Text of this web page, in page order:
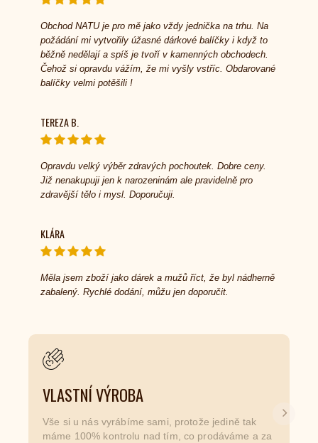
Obchod NATU je pro mě jako vždy jednička na trhu. Na
požádání mi vytvořily úžasné dárkové balíčky i když to
běžně nedělají a spíš je tvoří v kamenných obchodech.
Čehož si opravdu vážím, že mi vyšly vstříc. Obdarované
balíčky velmi potěšili !
TEREZA B.
Opravdu velký výběr zdravých pochoutek. Dobre ceny.
Již nenakupuji jen k narozeninám ale pravidelně pro
zdravější tělo i mysl. Doporučuji.
KLÁRA
Měla jsem zboží jako dárek a mužů říct, že byl nádherně
zabalený. Rychlé dodání, můžu jen doporučit.
VLASTNÍ VÝROBA
Vše si u nás vyrábíme sami, protože jedině tak
máme 100% kontrolu nad tím, co prodáváme a za
Další